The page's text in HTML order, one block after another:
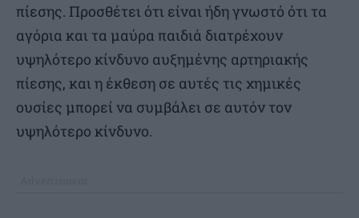
πίεσης. Προσθέτει ότι είναι ήδη γνωστό ότι τα
αγόρια και τα μαύρα παιδιά διατρέχουν
υψηλότερο κίνδυνο αυξημένης αρτηριακής
πίεσης, και η έκθεση σε αυτές τις χημικές
ουσίες μπορεί να συμβάλει σε αυτόν τον
υψηλότερο κίνδυνο.